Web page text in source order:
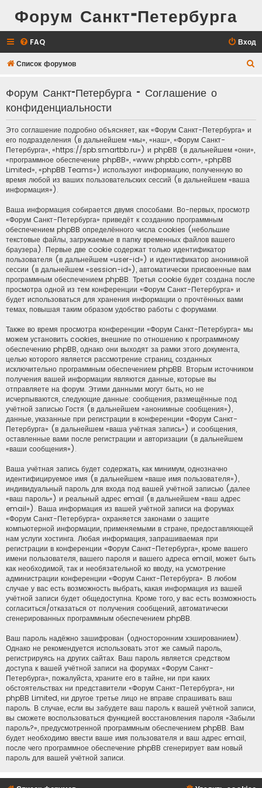
Форум Санкт-Петербурга
FAQ Вход
Список форумов
Форум Санкт-Петербурга - Соглашение о
конфиденциальности
Это соглашение подробно объясняет, как «Форум Санкт-Петербурга» и
его подразделения (в дальнейшем «мы», «наш», «Форум Санкт-
Петербурга», «https://spb.smartbb.ru») и phpBB (в дальнейшем «они»,
«программное обеспечение phpBB», «www.phpbb.com», «phpBB
Limited», «phpBB Teams») используют информацию, полученную во
время любой из ваших пользовательских сессий (в дальнейшем «ваша
информация»).
Ваша информация собирается двумя способами. Во-первых, просмотр
«Форум Санкт-Петербурга» приведёт к созданию программным
обеспечением phpBB определённого числа cookies (небольшие
текстовые файлы, загружаемые в папку временных файлов вашего
браузера). Первые две cookie содержат только идентификатор
пользователя (в дальнейшем «user-id») и идентификатор анонимной
сессии (в дальнейшем «session-id»), автоматически присвоенные вам
программным обеспечением phpBB. Третья cookie будет создана после
просмотра одной из тем конференции «Форум Санкт-Петербурга» и
будет использоваться для хранения информации о прочтённых вами
темах, повышая таким образом удобство работы с форумами.
Также во время просмотра конференции «Форум Санкт-Петербурга» мы
можем установить cookies, внешние по отношению к программному
обеспечению phpBB, однако они выходят за рамки этого документа,
целью которого является рассмотрение страниц, созданных
исключительно программным обеспечением phpBB. Вторым источником
получения вашей информации являются данные, которые вы
отправляете на форум. Этими данными могут быть, но не
исчерпываются, следующие данные: сообщения, размещённые под
учётной записью Гостя (в дальнейшем «анонимные сообщения»),
данные, указанные при регистрации в конференции «Форум Санкт-
Петербурга» (в дальнейшем «ваша учётная запись») и сообщения,
оставленные вами после регистрации и авторизации (в дальнейшем
«ваши сообщения»).
Ваша учётная запись будет содержать, как минимум, однозначно
идентифицируемое имя (в дальнейшем «ваше имя пользователя»),
индивидуальный пароль для входа под вашей учётной записью (далее
«ваш пароль») и реальный адрес email (в дальнейшем «ваш адрес
email»). Ваша информация из вашей учётной записи на форумах
«Форум Санкт-Петербурга» охраняется законами о защите
компьютерной информации, применяемыми в стране, предоставляющей
нам услуги хостинга. Любая информация, запрашиваемая при
регистрации в конференции «Форум Санкт-Петербурга», кроме вашего
имени пользователя, вашего пароля и вашего адреса email, может быть
как необходимой, так и необязательной ко вводу, на усмотрение
администрации конференции «Форум Санкт-Петербурга». В любом
случае у вас есть возможность выбрать, какая информация из вашей
учётной записи будет общедоступна. Кроме того, у вас есть возможность
согласиться/отказаться от получения сообщений, автоматически
сгенерированных программным обеспечением phpBB.
Ваш пароль надёжно зашифрован (односторонним хэшированием).
Однако не рекомендуется использовать этот же самый пароль,
регистрируясь на других сайтах. Ваш пароль является средством
доступа к вашей учётной записи на форумах «Форум Санкт-
Петербурга», пожалуйста, храните его в тайне, ни при каких
обстоятельствах ни представители «Форум Санкт-Петербурга», ни
phpBB Limited, ни другое третье лицо не вправе спрашивать ваш
пароль. В случае, если вы забудете ваш пароль к вашей учётной записи,
вы сможете воспользоваться функцией восстановления пароля «Забыли
пароль?», предусмотренной программным обеспечением phpBB. Вам
будет необходимо ввести ваше имя пользователя и ваш адрес email,
после чего программное обеспечение phpBB сгенерирует вам новый
пароль для вашей учётной записи.